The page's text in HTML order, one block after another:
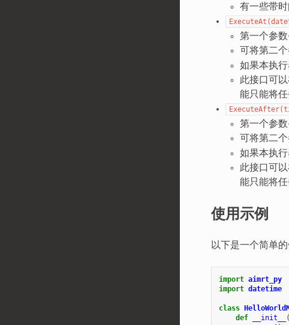
有一些带
第一个参
可将第二
如果本执
此接口可
能只能将
第一个参
可将第二
如果本执
此接口可
能只能将
使用示例
以下是一个简单
import aimrt_py
import datetime
class
def
__init__ (